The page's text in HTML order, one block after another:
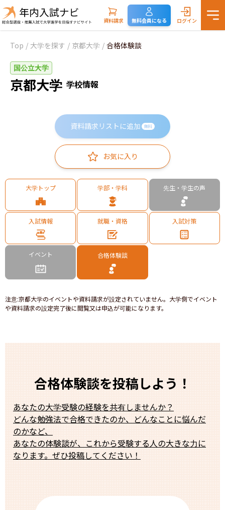
資料請求 無料会員になる ログイン
Top / 大学を探す / 京都大学 / 合格体験談
国公立大学
京都大学 学校情報
資料請求リストに追加 無料
お気に入り
大学トップ 学部・学科 先生・学生の声
入試情報 就職・資格 入試対策
イベント 合格体験談
注意:京都大学のイベントや資料請求が設定されていません。大学側でイベント
や資料請求の設定完了後に閲覧又は申込が可能になります。
合格体験談を投稿しよう！
あなたの大学受験の経験を共有しませんか？
どんな勉強法で合格できたのか、どんなことに悩んだ
のかなど、
あなたの体験談が、これから受験する人の大きな力に
なります。ぜひ投稿してください！